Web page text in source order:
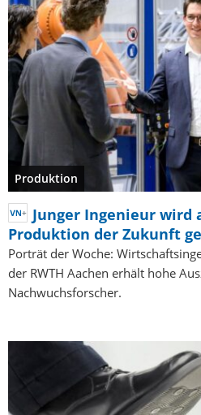
Produktion
Junger Ingenieur wird
Produktion der Zukunft
Porträt der Woche:
der RWTH Aachen erhält hohe
Nachwuchsforscher.